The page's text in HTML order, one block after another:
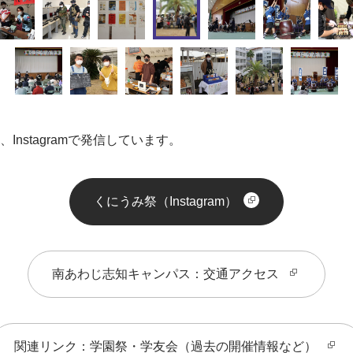
Instagramで発信しています。
くにうみ祭（Instagram）
南あわじ志知キャンパス：交通アクセス
関連リンク：学園祭・学友会（過去の開催情報など）